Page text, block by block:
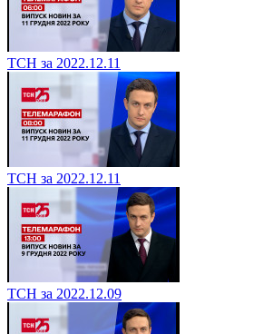
ТСН за 2022.12.11
ТСН за 2022.12.11
ТСН за 2022.12.09